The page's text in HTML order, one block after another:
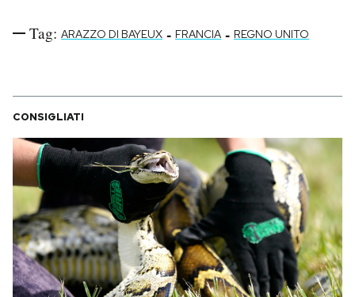
Tag: ARAZZO DI BAYEUX - FRANCIA - REGNO UNITO
CONSIGLIATI